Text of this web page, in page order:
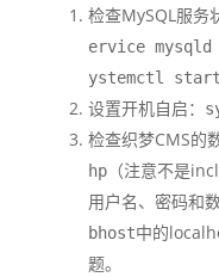
检查MySQL服务
ervice
ystemctl
设置开机自启：
检查织梦CMS的
hp （注意不是
用户名、密码和
bhost中的
题。